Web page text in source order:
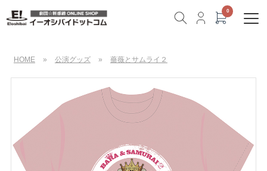
HOME » 公演グッズ » 薔薇とサムライ２